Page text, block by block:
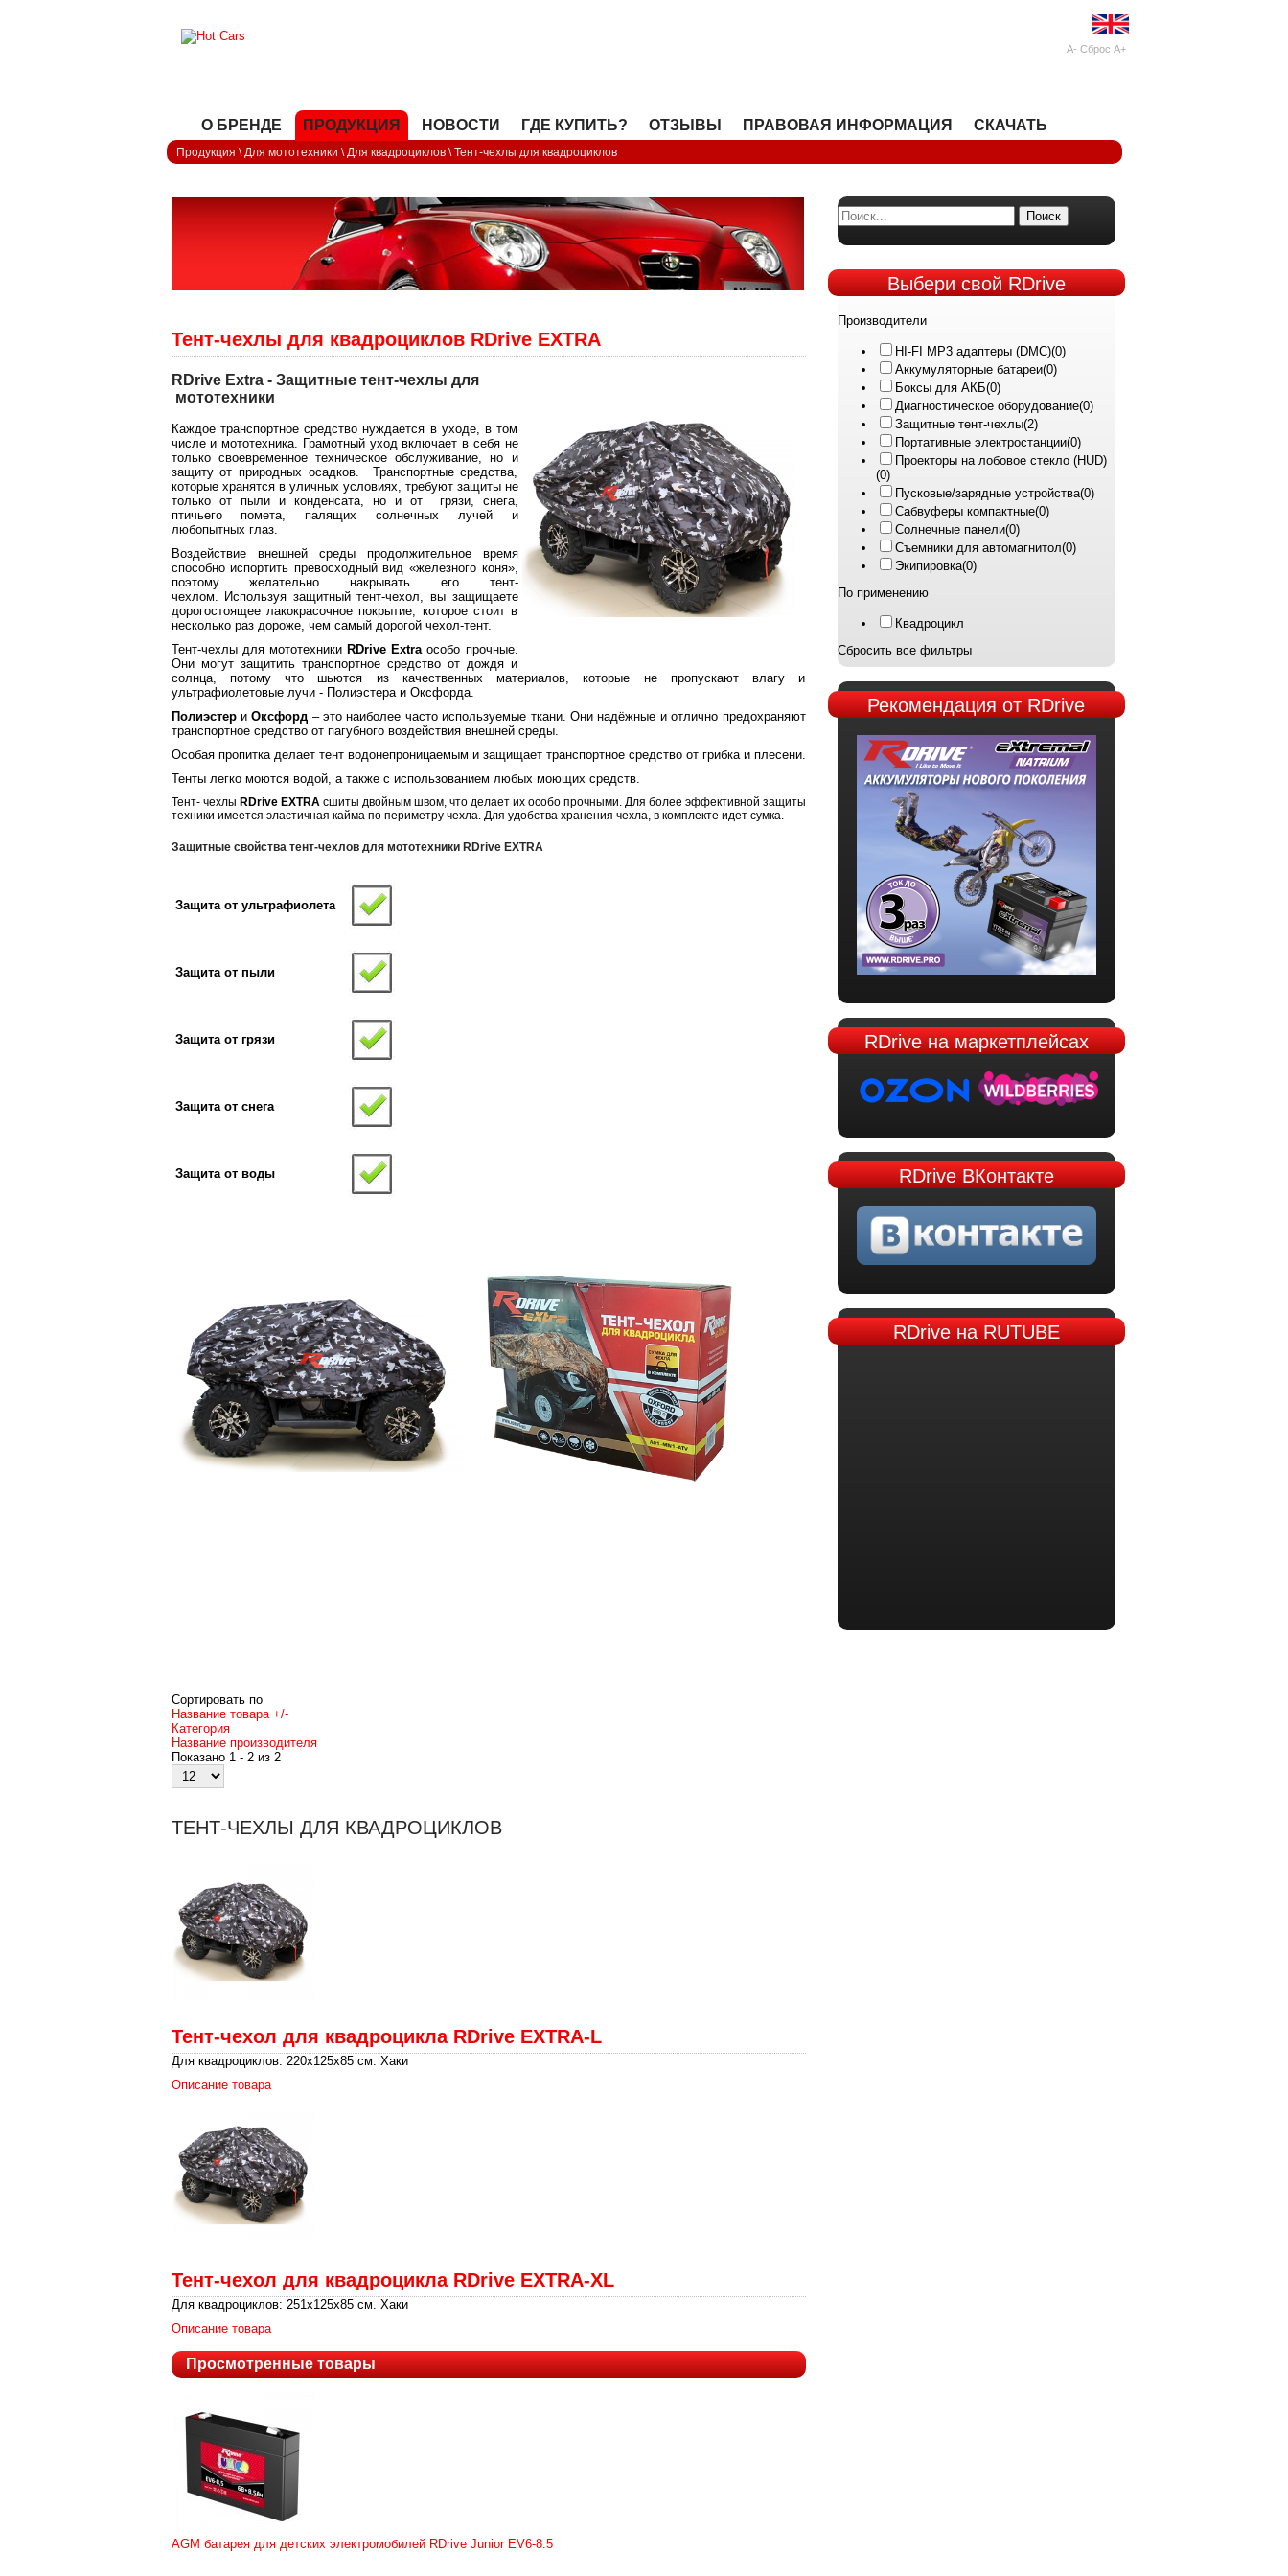
A- Сброс A+
О БРЕНДЕ ПРОДУКЦИЯ НОВОСТИ ГДЕ КУПИТЬ? ОТЗЫВЫ ПРАВОВАЯ ИНФОРМАЦИЯ СКАЧАТЬ
Продукция \ Для мототехники \ Для квадроциклов\ Тент-чехлы для квадроциклов
Тент-чехлы для квадроциклов RDrive EXTRA
RDrive Extra - Защитные тент-чехлы для
мототехники
Каждое транспортное средство нуждается в уходе, в том
числе и мототехника. Грамотный уход включает в себя не
только своевременное техническое обслуживание, но и
защиту от природных осадков. Транспортные средства,
которые хранятся в уличных условиях, требуют защиты не
только от пыли и конденсата, но и от грязи, снега,
птичьего помета, палящих солнечных лучей и
любопытных глаз.
Воздействие внешней среды продолжительное время
способно испортить превосходный вид «железного коня»,
поэтому желательно накрывать его тент-
чехлом. Используя защитный тент-чехол, вы защищаете
дорогостоящее лакокрасочное покрытие, которое стоит в
несколько раз дороже, чем самый дорогой чехол-тент.
Тент-чехлы для мототехники RDrive Extraособо прочные.
Они могут защитить транспортное средство от дождя и
солнца, потому что шьются из качественных материалов, которые не пропускают влагу и
ультрафиолетовые лучи - Полиэстера и Оксфорда.
Полиэстер иОксфорд – это наиболее часто используемые ткани. Они надёжные и отлично предохраняют
транспортное средство от пагубного воздействия внешней среды.
Особая пропитка делает тент водонепроницаемым и защищает транспортное средство от грибка и плесени.
Тенты легко моются водой, а также с использованием любых моющих средств.
Тент- чехлы RDrive EXTRAсшиты двойным швом, что делает их особо прочными. Для более эффективной защиты
техники имеется эластичная кайма по периметру чехла. Для удобства хранения чехла, в комплекте идет сумка.
Защитные свойства тент-чехлов для мототехники RDrive EXTRA
Защита от ультрафиолета
Защита от пыли
Защита от грязи
Защита от снега
Защита от воды
Сортировать по
Название товара +/-
Категория
Название производителя
Показано 1 - 2 из 2
ТЕНТ-ЧЕХЛЫ ДЛЯ КВАДРОЦИКЛОВ
Тент-чехол для квадроцикла RDrive EXTRA-L
Для квадроциклов: 220х125х85 см. Хаки
Описание товара
Тент-чехол для квадроцикла RDrive EXTRA-XL
Для квадроциклов: 251х125х85 см. Хаки
Описание товара
Просмотренные товары
AGM батарея для детских электромобилей RDrive Junior EV6-8.5
Поиск
Выберисвой RDrive
Производители
HI-FI MP3 адаптеры (DMC)(0)
Аккумуляторные батареи(0)
Боксы для АКБ(0)
Диагностическое оборудование(0)
Защитные тент-чехлы(2)
Портативные электростанции(0)
Проекторы на лобовое стекло (HUD)
(0)
Пусковые/зарядные устройства(0)
Сабвуферы компактные(0)
Солнечные панели(0)
Съемники для автомагнитол(0)
Экипировка(0)
По применению
Квадроцикл
Сбросить все фильтры
Рекомендацияот RDrive
RDriveна маркетплейсах
RDriveВКонтакте
RDriveна RUTUBE